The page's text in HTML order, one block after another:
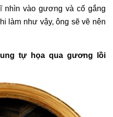
nhìn vào gương và cố gắng
làm như vậy, ông sẽ vẽ nên
tự họa qua gương lồi